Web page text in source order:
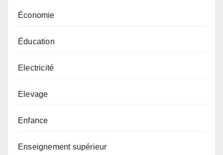
Économie
Éducation
Electricité
Elevage
Enfance
Enseignement supérieur